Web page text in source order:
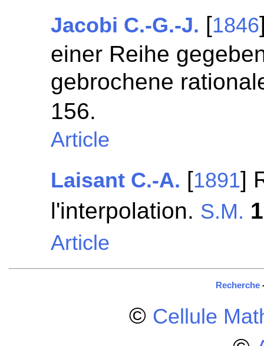
Jacobi C.-G.-J. [1846
einer Reihe
gebrochene
156.
Article
Laisant C.-A. [1891]
l'interpolation. S.M.
Article
Recherche
© Cellule